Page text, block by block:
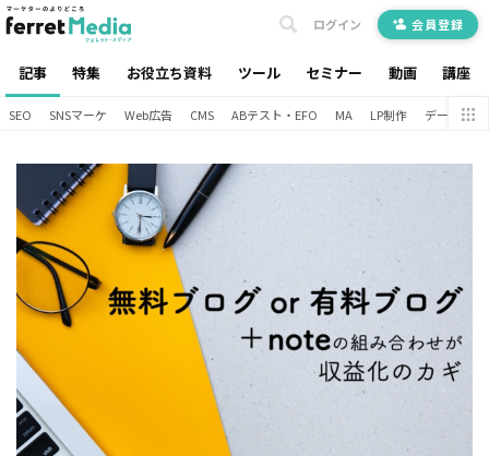
記事 特集 お役立ち資料 ツール セミナー 動画 講座
ログイン 会員登録
SEO SNSマーケ Web広告 CMS ABテスト・EFO MA LP制作 データ分析